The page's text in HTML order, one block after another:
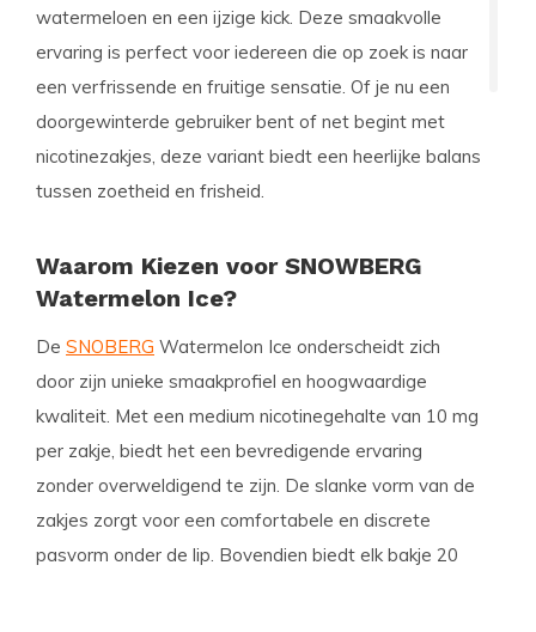
watermeloen en een ijzige kick. Deze smaakvolle
ervaring is perfect voor iedereen die op zoek is naar
een verfrissende en fruitige sensatie. Of je nu een
doorgewinterde gebruiker bent of net begint met
nicotinezakjes, deze variant biedt een heerlijke balans
tussen zoetheid en frisheid.
Waarom Kiezen voor SNOWBERG
Watermelon Ice?
De SNOBERG Watermelon Ice onderscheidt zich
door zijn unieke smaakprofiel en hoogwaardige
kwaliteit. Met een medium nicotinegehalte van 10 mg
per zakje, biedt het een bevredigende ervaring
zonder overweldigend te zijn. De slanke vorm van de
zakjes zorgt voor een comfortabele en discrete
pasvorm onder de lip. Bovendien biedt elk bakje 20